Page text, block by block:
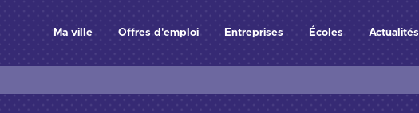
Ma ville Offres d'emploi Entreprises Écoles Actualités